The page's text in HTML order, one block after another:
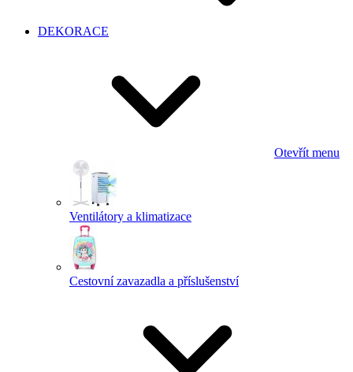
DEKORACE
Otevřít menu
Ventilátory a klimatizace
Cestovní zavazadla a příslušenství